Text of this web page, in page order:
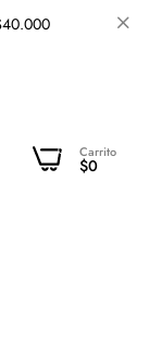
Carrito
$0
0